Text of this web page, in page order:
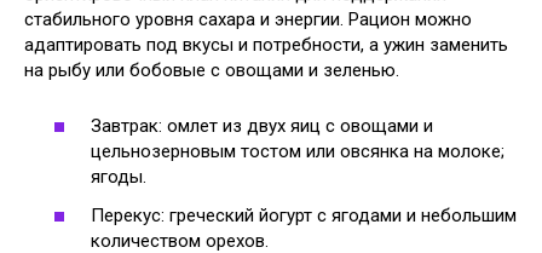
стабильного уровня сахара и энергии. Рацион можно
адаптировать под вкусы и потребности, а ужин заменить
на рыбу или бобовые с овощами и зеленью.
Завтрак: омлет из двух яиц с овощами и
цельнозерновым тостом или овсянка на молоке;
ягоды.
Перекус: греческий йогурт с ягодами и небольшим
количеством орехов.